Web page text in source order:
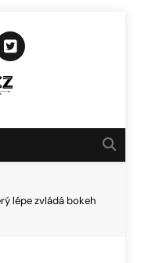
lépe zvládá bokeh